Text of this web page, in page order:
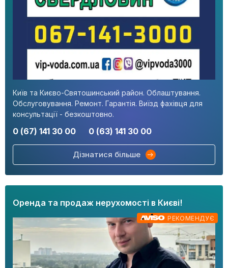
Київ та Києво-Святошинський район. Облаштування.
Обслуговування. Ремонт. Гарантія. Виїзд фахівця для
консультації - безкоштовно.
0 (67) 141 30 00 0 (63) 141 30 00
Дізнатися більше
Оренда та продаж нерухомості в Києві!
РЕКОМЕНДУЄ